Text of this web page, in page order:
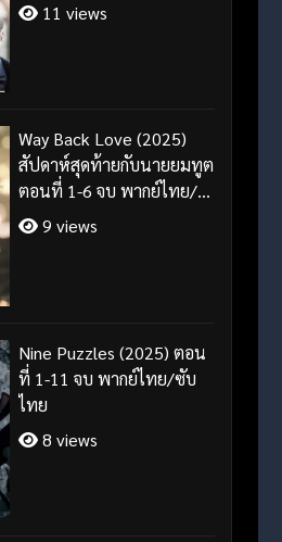
11 views
Way Back Love (2025)
สัปดาห์สุดท้ายกับนายยมทูต
ตอนที่ 1-6 จบ พากย์ไทย/
ซับไทย9 views
Nine Puzzles (2025) ตอน
ที่ 1-11 จบ พากย์ไทย/ซับ
ไทย
8 views